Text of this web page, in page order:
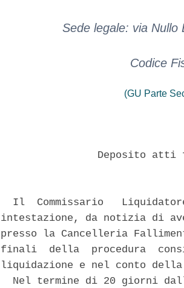
Sede legale: via Nullo
Codice
(GU Parte
Deposito
Il  Commissario
intestazione, da notizia di
presso la Cancelleria
finali  della  procedura
liquidazione e nel conto
Nel termine di 20 giorni